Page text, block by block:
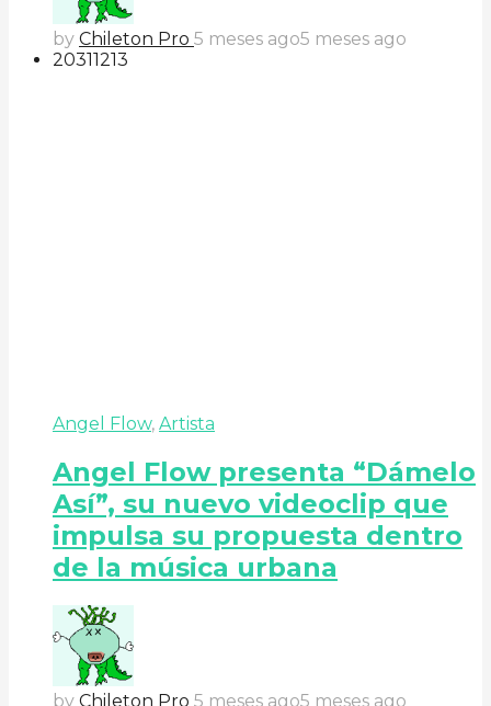
by Chileton Pro 5 meses ago5 meses ago
20311213
Angel Flow, Artista
Angel Flow presenta “Dámelo
Así”, su nuevo videoclip que
impulsa su propuesta dentro
de la música urbana
by Chileton Pro 5 meses ago5 meses ago